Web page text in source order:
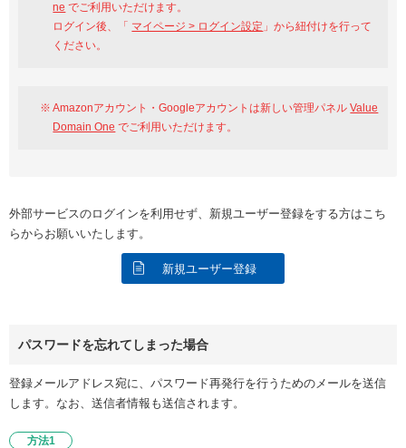
ne でご利用いただけます。
ログイン後、「 マイページ > ログイン設定 」から紐付けを行って
ください。
Amazonアカウント・Googleアカウントは新しい管理パネルValue
Domain One でご利用いただけます。
外部サービスのログインを利用せず、新規ユーザー登録をする方はこち
らからお願いいたします。
新規ユーザー登録
パスワードを忘れてしまった場合
登録メールアドレス宛に、パスワード再発行を行うためのメールを送信
します。なお、送信者情報も送信されます。
方法1